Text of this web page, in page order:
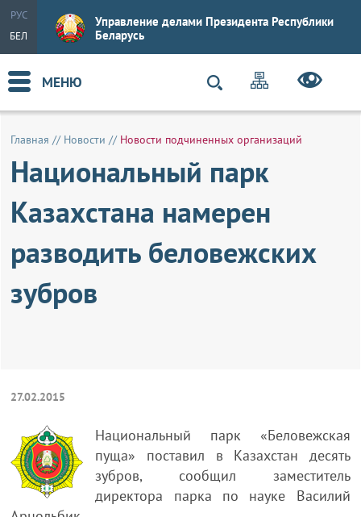
РУС
БЕЛ
Управление делами Президента Республики
Беларусь
МЕНЮ
Главная // Новости // Новости подчиненных организаций
Национальный парк
Казахстана намерен
разводить беловежских
зубров
27.02.2015
Национальный парк «Беловежская
пуща» поставил в Казахстан десять
зубров, сообщил заместитель
директора парка по науке Василий